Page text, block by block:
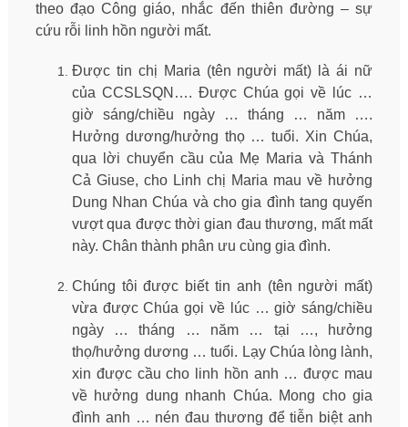
theo đạo Công giáo, nhắc đến thiên đường – sự
cứu rỗi linh hồn người mất.
Được tin chị Maria (tên người mất) là ái nữ
của CCSLSQN…. Được Chúa gọi về lúc …
giờ sáng/chiều ngày … tháng … năm ….
Hưởng dương/hưởng thọ … tuổi. Xin Chúa,
qua lời chuyển cầu của Mẹ Maria và Thánh
Cả Giuse, cho Linh chị Maria mau về hưởng
Dung Nhan Chúa và cho gia đình tang quyến
vượt qua được thời gian đau thương, mất mất
này. Chân thành phân ưu cùng gia đình.
Chúng tôi được biết tin anh (tên người mất)
vừa được Chúa gọi về lúc … giờ sáng/chiều
ngày … tháng … năm … tại …, hưởng
thọ/hưởng dương … tuổi. Lạy Chúa lòng lành,
xin được cầu cho linh hồn anh … được mau
về hưởng dung nhanh Chúa. Mong cho gia
đình anh … nén đau thương để tiễn biệt anh